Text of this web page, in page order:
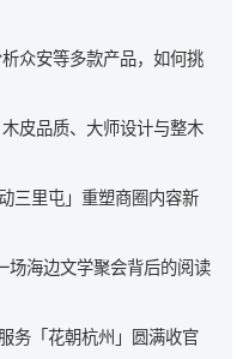
臻选版，重点梳理其极宽
，以及长期持有可获的免
，以期为不...…
众安等多款产品，如何挑
的理赔细则进行了深度梳
多一份安心。…
皮品质、大师设计与整木
品质”定位中高端，图森则
三里屯」重塑商圈内容新
不再是提袋消费，而是一
会的完整生活叙事。…
场海边文学聚会背后的阅读
人民文学》主编身份，谈
务「花朝杭州」圆满收官